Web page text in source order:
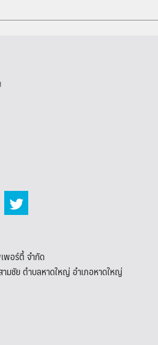
อร์ตี้ จำกัด
มชัย ตำบลหาดใหญ่ อำเภอหาดใหญ่